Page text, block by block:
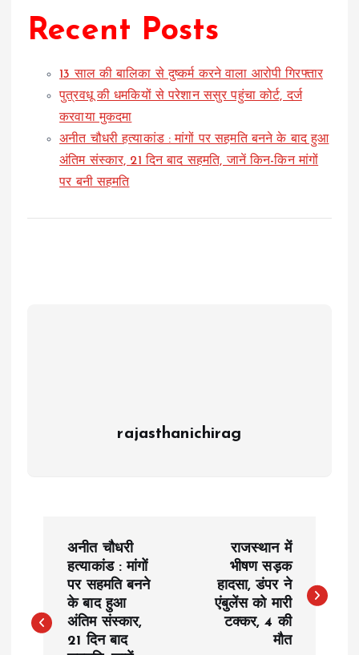
Recent Posts
13 साल की बालिका से दुष्कर्म करने वाला आरोपी गिरफ्तार
पुत्रवधू की धमकियों से परेशान ससुर पहुंचा कोर्ट, दर्ज
करवाया मुकदमा
अनीत चौधरी हत्याकांड : मांगों पर सहमति बनने के बाद हुआ
अंतिम संस्कार, 21 दिन बाद सहमति, जानें किन-किन मांगों
पर बनी सहमति
rajasthanichirag
s
अनीत चौधरी
हत्याकांड : मांगों
पर सहमति बनने
के बाद हुआ
अंतिम संस्कार,
21 दिन बाद
राजस्थान में
भीषण सड़क
हादसा, डंपर ने
एंबुलेंस को मारी
टक्कर, 4 की
मौत